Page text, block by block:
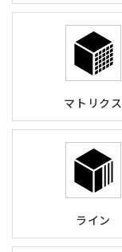
マトリクス
ライン